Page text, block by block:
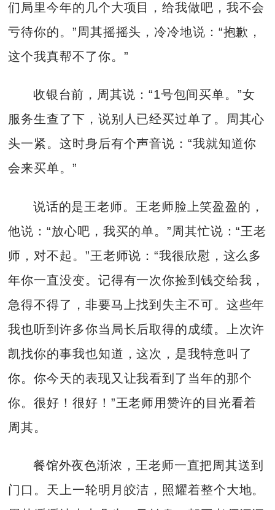
们局里今年的几个大项目，给我做吧，我不会
亏待你的。”周其摇摇头，冷冷地说：“抱歉，
这个我真帮不了你。”
收银台前，周其说：“1号包间买单。”女
服务生查了下，说别人已经买过单了。周其心
头一紧。这时身后有个声音说：“我就知道你
会来买单。”
说话的是王老师。王老师脸上笑盈盈的，
他说：“放心吧，我买的单。”周其忙说：“王老
师，对不起。”王老师说：“我很欣慰，这么多
年你一直没变。记得有一次你捡到钱交给我，
急得不得了，非要马上找到失主不可。这些年
我也听到许多你当局长后取得的成绩。上次许
凯找你的事我也知道，这次，是我特意叫了
你。你今天的表现又让我看到了当年的那个
你。很好！很好！”王老师用赞许的目光看着
周其。
餐馆外夜色渐浓，王老师一直把周其送到
门口。天上一轮明月皎洁，照耀着整个大地。